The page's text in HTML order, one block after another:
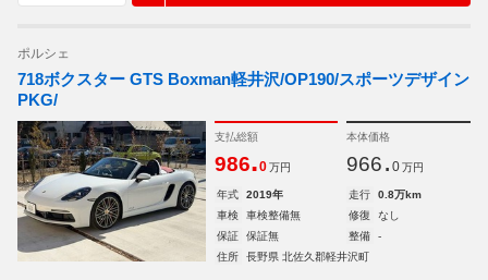
ポルシェ
718ボクスター GTS Boxman軽井沢/OP190/スポーツデザイン
PKG/
支払総額
986.0 万円
本体価格
966. 0 万円
年式 2019年 走行
0.8万km
車検
車検整備無 修復
なし
保証
保証無 整備
-
住所
長野県 北佐久郡軽井沢町